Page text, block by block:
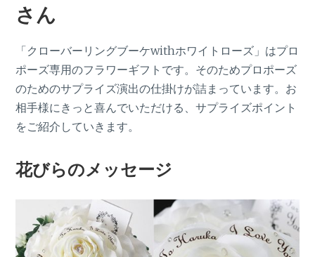
さん
「クローバーリングブーケwithホワイトローズ」はプロ
ポーズ専用のフラワーギフトです。そのためプロポーズ
のためのサプライズ演出の仕掛けが詰まっています。お
相手様にきっと喜んでいただける、サプライズポイント
をご紹介していきます。
花びらのメッセージ